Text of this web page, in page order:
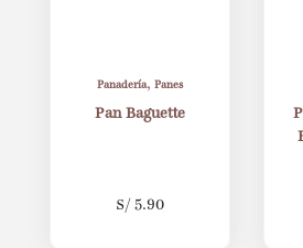
Panadería, Panes
Pan Baguette
S/ 5.90